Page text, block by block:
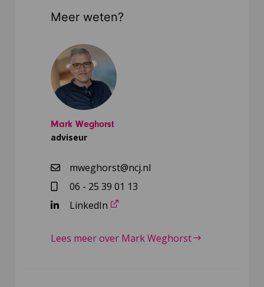
Meer weten?
Mark Weghorst
adviseur
mweghorst@ncj.nl
06 - 25 39 01 13
LinkedIn
Lees meer over Mark Weghorst